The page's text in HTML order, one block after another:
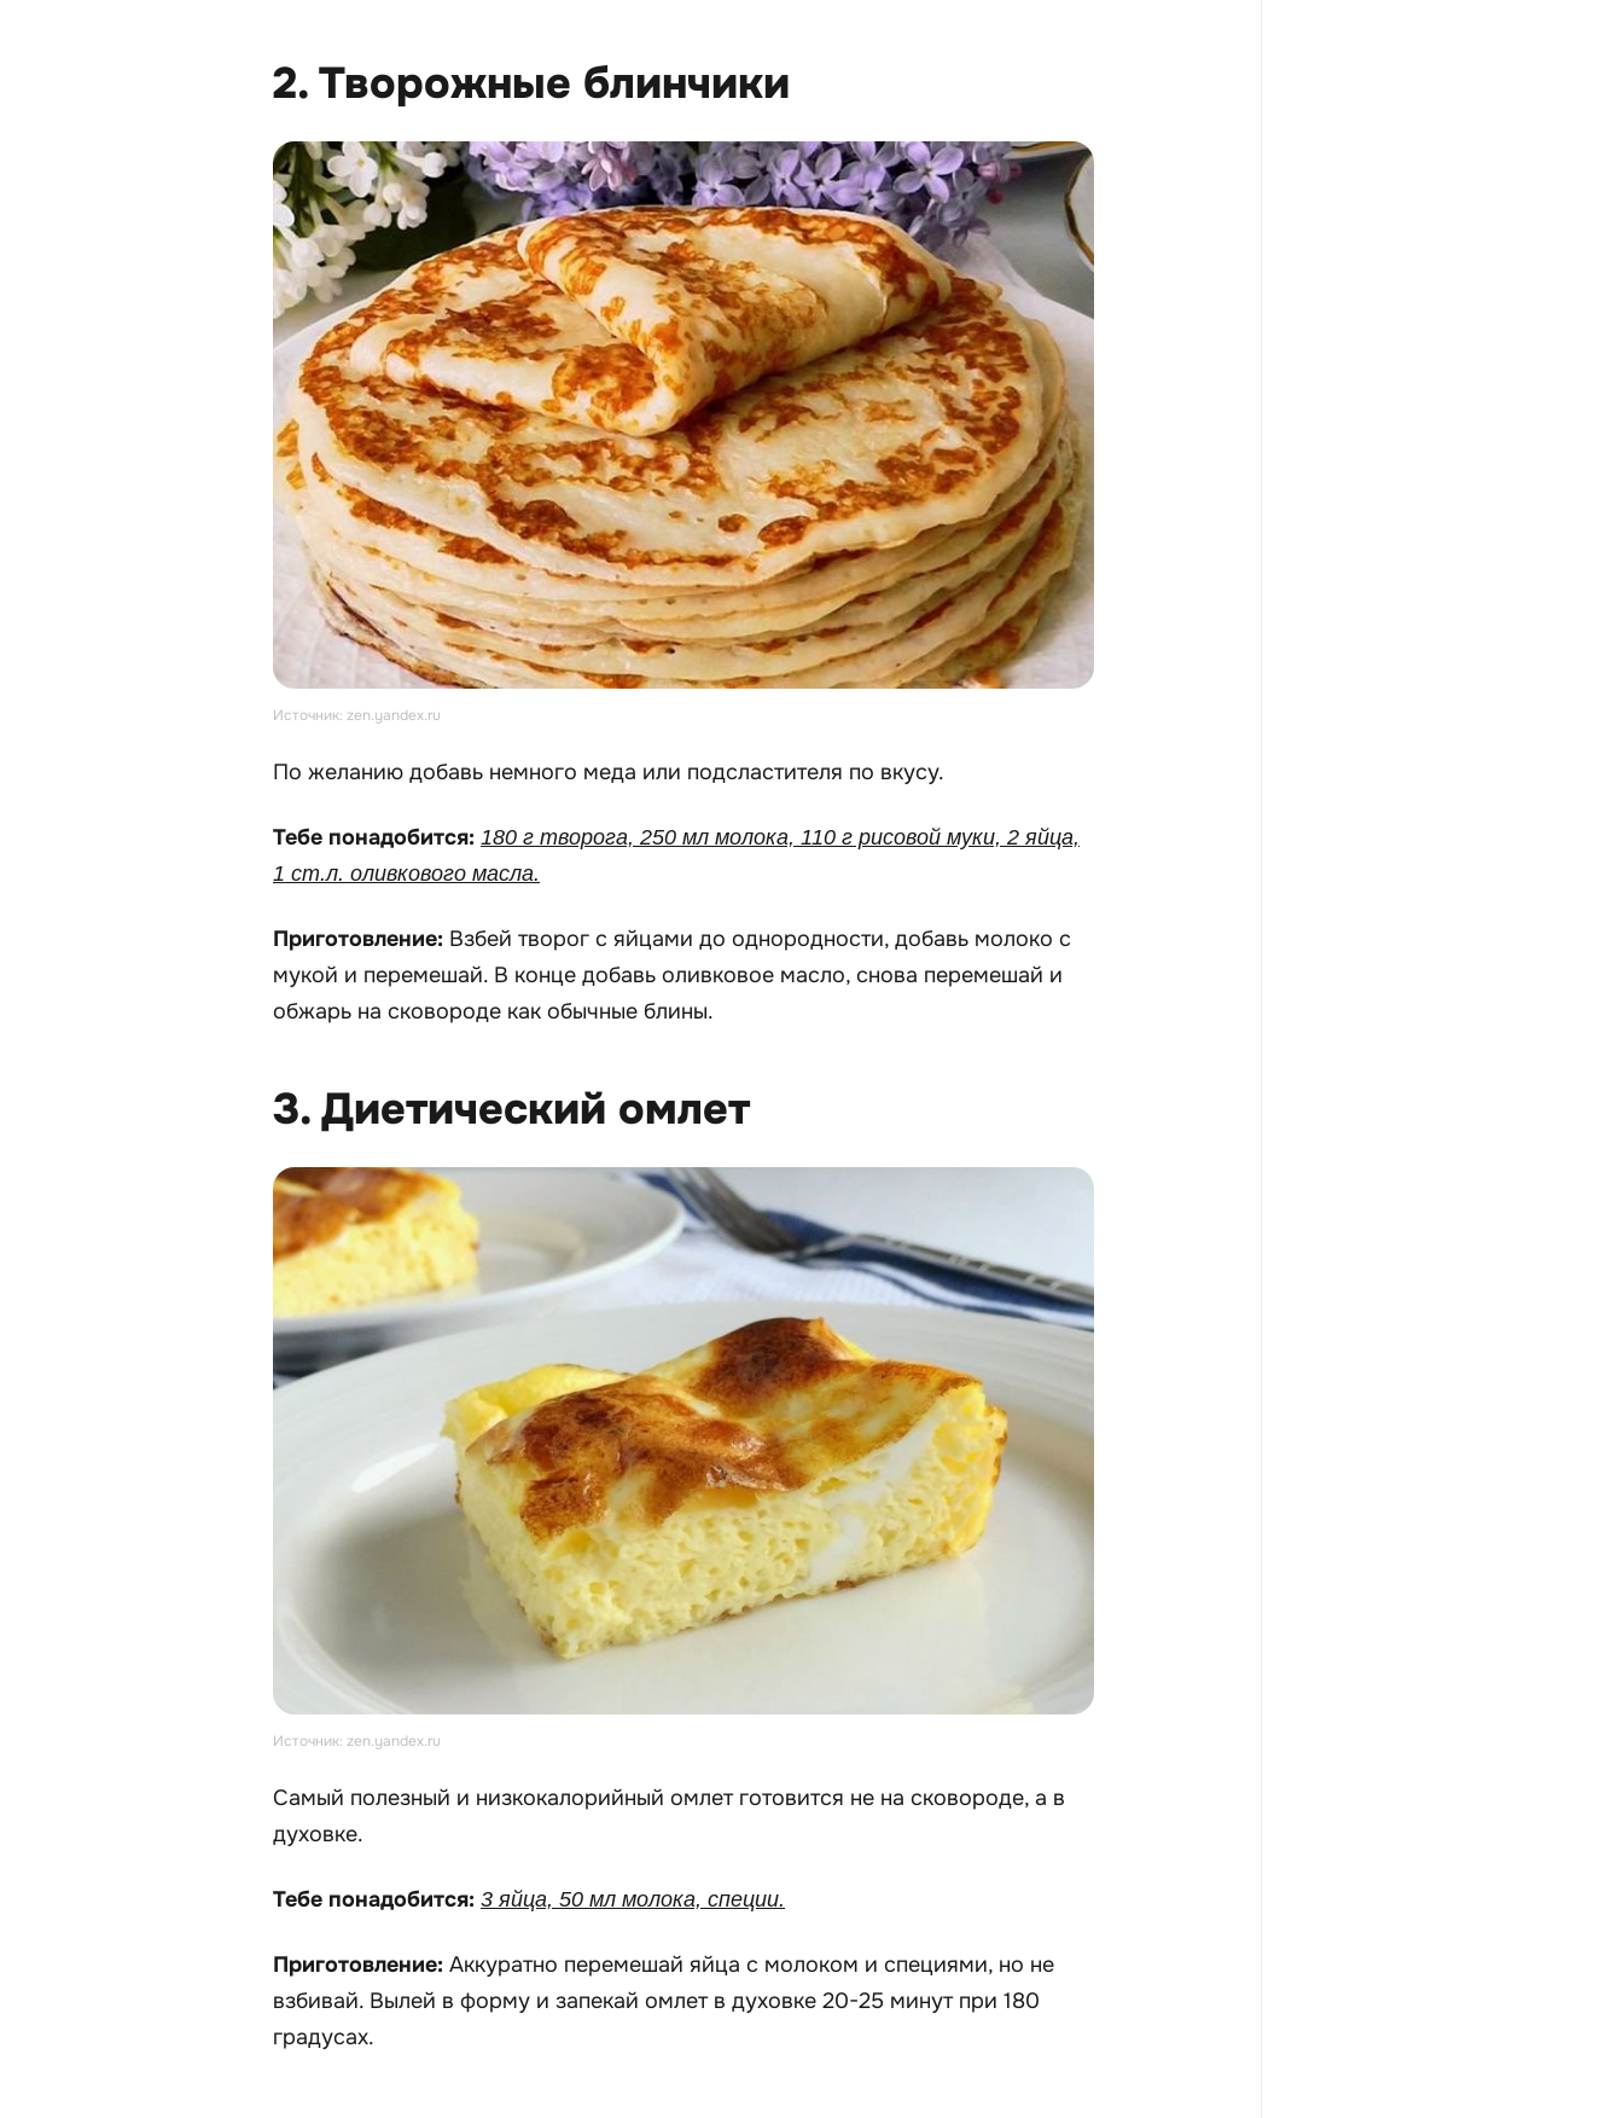
2. Творожные блинчики
Источник: zen.yandex.ru
По желанию добавь немного меда или подсластителя по вкусу.
Тебе понадобится: 180 г творога, 250 мл молока, 110 г рисовой муки, 2 яйца,
1 ст.л. оливкового масла.
Приготовление: Взбей творог с яйцами до однородности, добавь молоко с
мукой и перемешай. В конце добавь оливковое масло, снова перемешай и
обжарь на сковороде как обычные блины.
3. Диетический омлет
Источник: zen.yandex.ru
Самый полезный и низкокалорийный омлет готовится не на сковороде, а в
духовке.
Тебе понадобится: 3 яйца, 50 мл молока, специи.
Приготовление: Аккуратно перемешай яйца с молоком и специями, но не
взбивай. Вылей в форму и запекай омлет в духовке 20-25 минут при 180
градусах.